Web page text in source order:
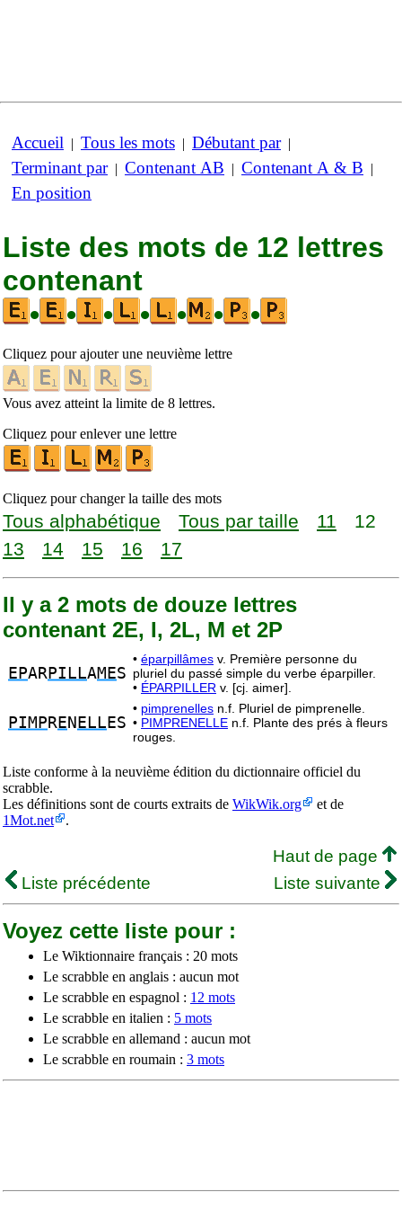
Accueil | Tous les mots | Débutant par|
Terminant par| Contenant AB | Contenant A & B |
En position
Liste des mots de 12 lettres
contenant
•
• • • • • •
Cliquez pour ajouter une neuvième lettre
Vous avez atteint la limite de 8 lettres.
Cliquez pour enlever une lettre
Cliquez pour changer la taille des mots
Tous alphabétique Tous par taille 11
12
13
14 15 16 17
Il y a 2 mots de douze lettres
contenant 2E, I, 2L, M et 2P
EPARPILLAMES
• éparpillâmes v. Première personne du
pluriel du passé simple du verbe éparpiller.
• ÉPARPILLER v. [cj. aimer].
PIMP RE N ELL ES
• pimprenelles n.f. Pluriel de pimprenelle.
• PIMPRENELLE n.f. Plante des prés à fleurs
rouges.
Liste conforme à la neuvième édition du dictionnaire officiel du
scrabble.
Les définitions sont de courts extraits de WikWik.org
et de
1Mot.net
.
Haut de page
Liste précédente
Liste suivante
Voyez cette liste pour :
Le Wiktionnaire français : 20 mots
Le scrabble en anglais : aucun mot
Le scrabble en espagnol : 12 mots
Le scrabble en italien : 5 mots
Le scrabble en allemand : aucun mot
Le scrabble en roumain : 3 mots